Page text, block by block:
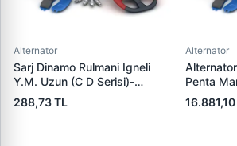
Alternator
Sarj Dinamo Rulmani Igneli
Y.M. Uzun (C D Serisi)-
(Alternator) - Tumosan
Maxima 9100 Serisi / Traktor
LUCAS 619 204 92
288,73 TL
Alternator
Penta
OEM